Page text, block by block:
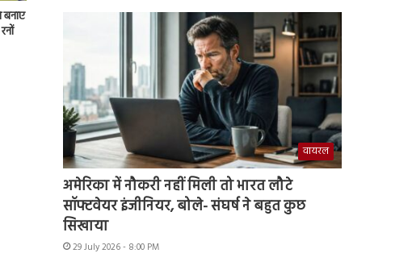
बनाए
वायरल
अमेरिका में नौकरी नहीं मिली तो भारत लौटे
सॉफ्टवेयर इंजीनियर, बोले- संघर्ष ने बहुत कुछ
सिखाया
29 July 2026 - 8:00 PM